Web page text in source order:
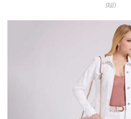
qui)